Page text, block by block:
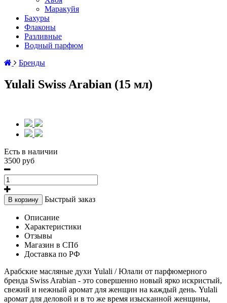
Маракуйя
Бахуры
Флаконы
Разливные
Водный парфюм
Бренды
Yulali Swiss Arabian (15 мл)
Есть в наличии
3500 руб
В корзину Быстрый заказ
Описание
Характеристики
Отзывы
Магазин в СПб
Доставка по РФ
Арабские масляные духи Yulali / Юлали от парфюмерного
бренда Swiss Arabian - это совершенно новый ярко искристый,
свежий и нежный аромат для женщин на каждый день. Yulali
аромат для деловой и в то же время изысканной женщины,